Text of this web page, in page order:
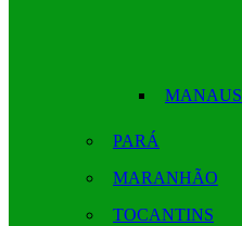
MANAUS
PARÁ
MARANHÃO
TOCANTINS